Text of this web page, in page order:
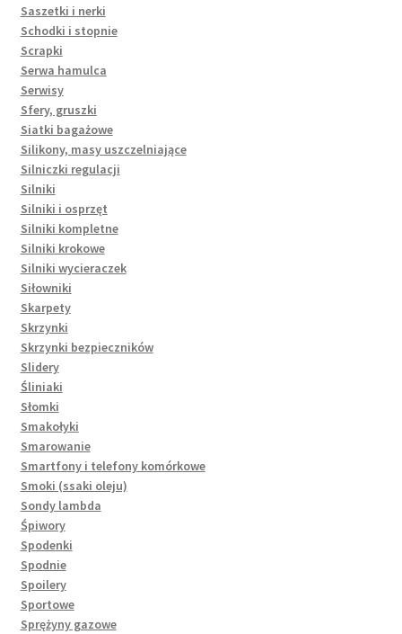
Saszetki i nerki
Schodki i stopnie
Scrapki
Serwa hamulca
Serwisy
Sfery, gruszki
Siatki bagażowe
Silikony, masy uszczelniające
Silniczki regulacji
Silniki
Silniki i osprzęt
Silniki kompletne
Silniki krokowe
Silniki wycieraczek
Siłowniki
Skarpety
Skrzynki
Skrzynki bezpieczników
Slidery
Śliniaki
Słomki
Smakołyki
Smarowanie
Smartfony i telefony komórkowe
Smoki (ssaki oleju)
Sondy lambda
Śpiwory
Spodenki
Spodnie
Spoilery
Sportowe
Sprężyny gazowe